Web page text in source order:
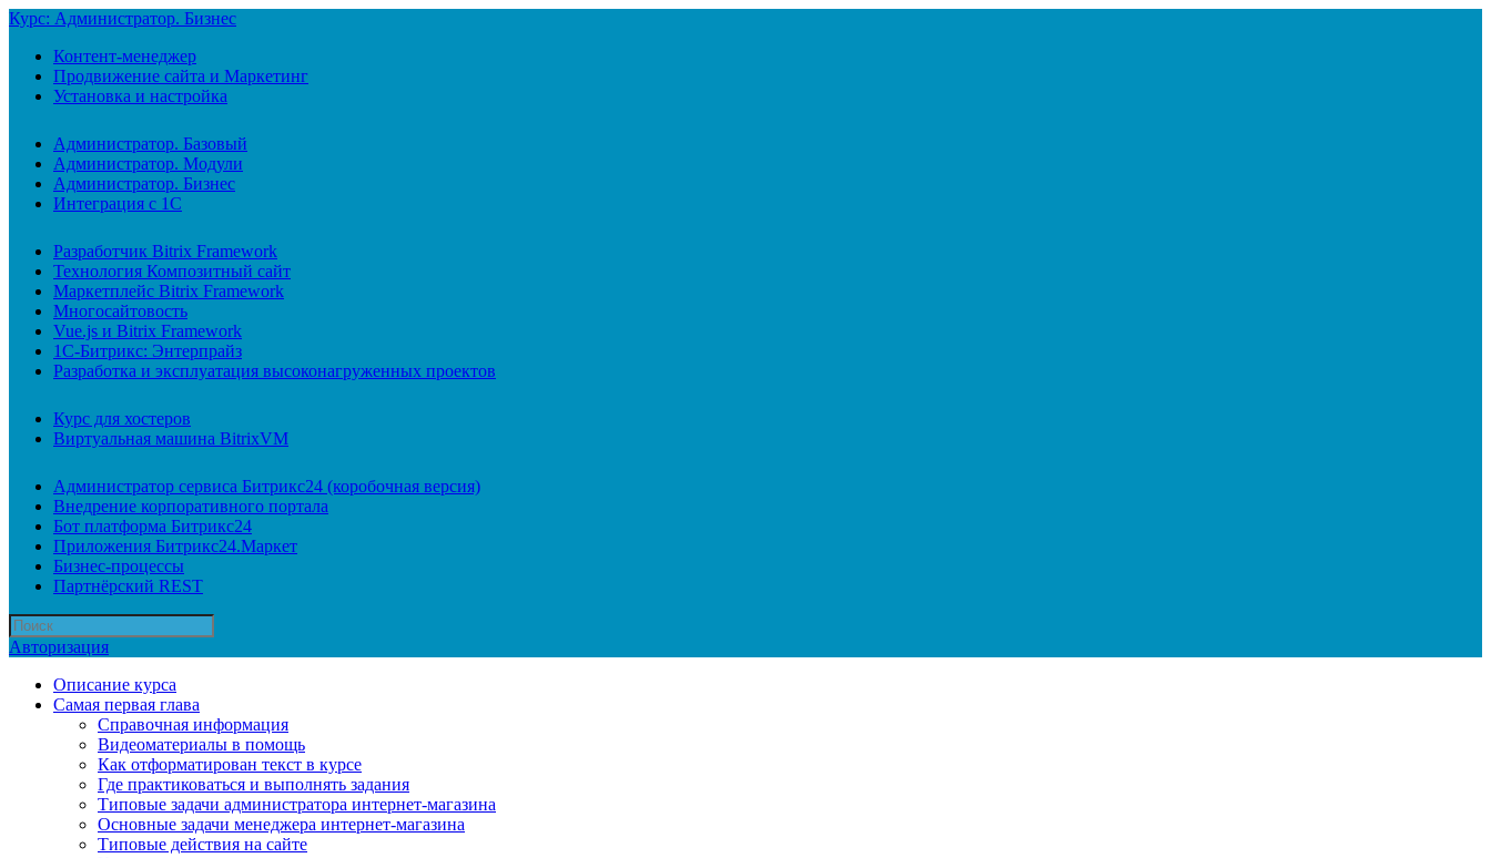
Курс: Администратор. Бизнес
Контент-менеджер
Продвижение сайта и Маркетинг
Установка и настройка
Администратор. Базовый
Администратор. Модули
Администратор. Бизнес
Интеграция с 1С
Разработчик Bitrix Framework
Технология Композитный сайт
Маркетплейс Bitrix Framework
Многосайтовость
Vue.js и Bitrix Framework
1С-Битрикс: Энтерпрайз
Разработка и эксплуатация высоконагруженных проектов
Курс для хостеров
Виртуальная машина BitrixVM
Администратор сервиса Битрикс24 (коробочная версия)
Внедрение корпоративного портала
Бот платформа Битрикс24
Приложения Битрикс24.Маркет
Бизнес-процессы
Партнёрский REST
Авторизация
Описание курса
Самая первая глава
Справочная информация
Видеоматериалы в помощь
Как отформатирован текст в курсе
Где практиковаться и выполнять задания
Типовые задачи администратора интернет-магазина
Основные задачи менеджера интернет-магазина
Типовые действия на сайте